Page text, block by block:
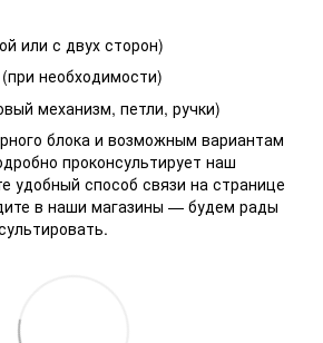
или с двух сторон)
необходимости)
механизм, петли, ручки)
блока и возможным вариантам
проконсультирует наш
удобный способ связи на странице
в наши магазины — будем рады